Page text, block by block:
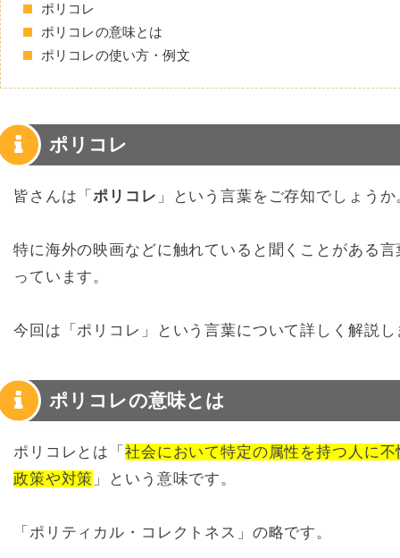
ポリコレ
ポリコレの意味とは
ポリコレの使い方・例文
ポリコレ
皆さんは「ポリコレ 」という言葉をご存知でしょうか
特に海外の映画などに触れていると聞くことがある
っています。
今回は「ポリコレ」という言葉について詳しく解説し
ポリコレの意味とは
ポリコレとは「 社会において特定の属性を持つ人に
政策や対策 」という意味です。
「ポリティカル・コレクトネス」の略です。